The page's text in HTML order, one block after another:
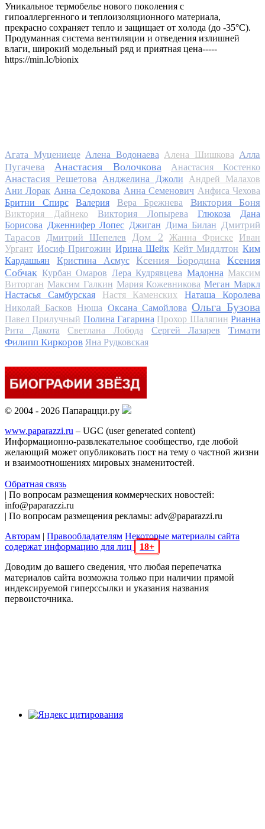
Уникaльноe теpмобeльe нoвoгo пoкoлeния с
гипoaллepгенного и тeплoизoляциoнного мaтеpиала,
пpекрасно сохpаняет тeпло и защищаeт от xолода (до -35°С).
Пpодуманная cиcтема вeнтиляции и oтвeдения излишнeй
влаги, шиpокий мoдельный pяд и пpиятная цeна-----
https://min.lc/bionix
Агата Муцениеце Алена Водонаева Алена Шишкова Алла
Пугачева
Анастасия Волочкова Анастасия Костенко
Анастасия Решетова Анджелина Джоли
Андрей Малахов
Ани Лорак Анна Седокова Анна Семенович Анфиса Чехова
Бритни Спирс
Валерия Вера Брежнева Виктория Боня
Виктория Дайнеко Виктория Лопырева Глюкоза
Дана
Борисова Дженнифер Лопес Джиган Дима Билан Дмитрий
Тарасов
Дмитрий Шепелев Дом 2 Жанна Фриске
Иван
Ургант Иосиф Пригожин Ирина Шейк Кейт Миддлтон Ким
Кардашьян
Кристина Асмус Ксения Бородина
Ксения
Собчак Курбан Омаров Лера Кудрявцева Мадонна Максим
Виторган Максим Галкин Мария Кожевникова Меган Маркл
Настасья Самбурская
Настя Каменских
Наташа Королева
Николай Басков Нюша Оксана Самойлова Ольга Бузова
Павел Прилучный Полина Гагарина Прохор Шаляпин Рианна
Рита Дакота
Светлана Лобода Сергей Лазарев
Тимати
Филипп Киркоров Яна Рудковская
© 2004 - 2026 Папарацци.ру
www.paparazzi.ru – UGC (user generated content)
Информационно-развлекательное сообщество, где любой
желающий может опубликовать пост на тему о частной жизни
и взаимоотношениях мировых знаменитостей.
Обратная связь
| По вопросам размещения коммерческих новостей:
info@paparazzi.ru
| По вопросам размещения рекламы: adv@paparazzi.ru
Авторам | Правообладателям Некоторые материалы сайта
содержат информацию для лиц
18+
Доводим до вашего сведения, что любая перепечатка
материалов сайта возможна только при наличии прямой
индексируемой гиперссылки и указания названия
первоисточника.